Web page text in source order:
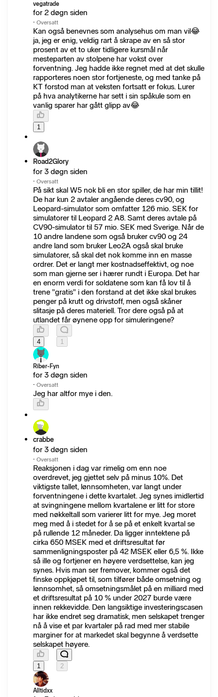
vegatrade
for 2 døgn siden
· Oversatt
Kan også benevnes som analysehus om man vil😂
ja, jeg er enig, veldig rart å skrape av en så stor
prosent av et to uker tidligere kursmål når
mesteparten av stolpene har vokst over
forventning. Jeg hadde ikke regnet med at det skulle
rapporteres noen stor fortjeneste, og med tanke på
KT forstod man at veksten fortsatt er fokus. Lurer
på hva analytikerne har sett i sin spåkule som en
vanlig sparer har gått glipp av😂
1
Road2Glory
for 3 døgn siden
· Oversatt
På sikt skal W5 nok bli en stor spiller, de har min tillit!
De har kun 2 avtaler angående deres cv90, og
Leopard-simulator som omfatter 126 mio. SEK for
simulatorer til Leopard 2 A8. Samt deres avtale på
CV90-simulator til 57 mio. SEK med Sverige. Når de
10 andre landene som også bruker cv90 og 24
andre land som bruker Leo2A også skal bruke
simulatorer, så skal det nok komme inn en masse
ordrer. Det er langt mer kostnadseffektivt, og noe
som man gjerne ser i hærer rundt i Europa. Det har
en enorm verdi for soldatene som kan få lov til å
trene "gratis" i den forstand at det ikke skal brukes
penger på krutt og drivstoff, men også skåner
slitasje på deres materiell. Tror dere også på at
utlandet får øynene opp for simuleringene?
4 1
Riber-Fyn
for 3 døgn siden
· Oversatt
Jeg har altfor mye i den.
crabbe
for 3 døgn siden
· Oversatt
Reaksjonen i dag var rimelig om enn noe
overdrevet, jeg gjettet selv på minus 10%. Det
viktigste tallet, lønnsomheten, var langt under
forventningene i dette kvartalet. Jeg synes imidlertid
at svingningene mellom kvartalene er litt for store
med nøkkeltall som varierer litt for mye. Jeg moret
meg med å i stedet for å se på et enkelt kvartal se
på rullende 12 måneder. Da ligger inntektene på
cirka 650 MSEK med et driftsresultat før
sammenligningsposter på 42 MSEK eller 6,5 %. Ikke
så ille og fortjener en høyere verdsettelse, kan jeg
synes. Hvis man ser fremover, kommer også det
finske oppkjøpet til, som tilfører både omsetning og
lønnsomhet, så omsetningsmålet på en milliard med
et driftsresultat på 10 % under 2027 burde være
innen rekkevidde. Den langsiktige investeringscasen
har ikke endret seg dramatisk, men selskapet trenger
nå å vise et par kvartaler på rad med mer stabile
marginer for at markedet skal begynne å verdsette
selskapet høyere.
1 2
Alltidxx